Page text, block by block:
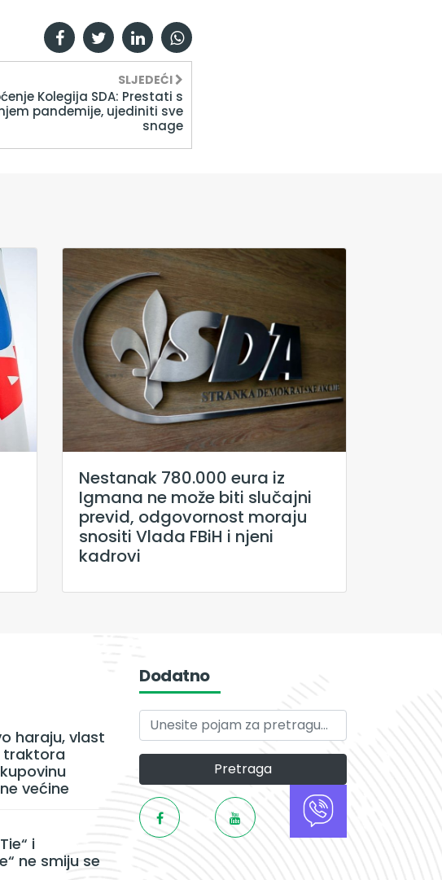
SLJEDEĆI
Kolegija SDA: Prestati s
pandemije, ujediniti sve
snage
Nestanak 780.000 eura iz
Igmana ne može biti slučajni
previd, odgovornost moraju
snositi Vlada FBiH i njeni
kadrovi
haraju, vlast
traktora
većine
i
ne smiju se
Dodatno
Pretraga